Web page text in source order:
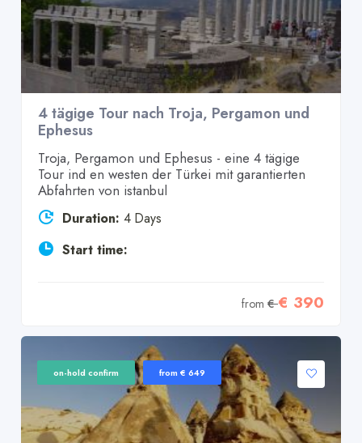
4 tägige Tour nach Troja, Pergamon und
Ephesus
Troja, Pergamon und Ephesus - eine 4 tägige
Tour ind en westen der Türkei mit garantierten
Abfahrten von istanbul
Duration: 4 Days
Start time:
from€€ 390
on-hold confirm from € 649